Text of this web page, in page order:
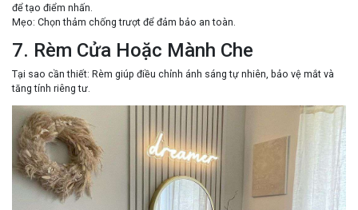
để tạo điểm nhấn.
Mẹo: Chọn thảm chống trượt để đảm bảo an toàn.
7. Rèm Cửa Hoặc Mành Che
Tại sao cần thiết: Rèm giúp điều chỉnh ánh sáng tự nhiên, bảo vệ mắt và
tăng tính riêng tư.